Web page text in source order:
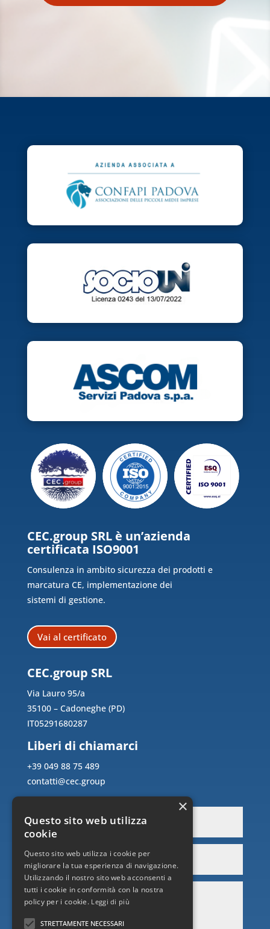
CEC.group SRL è un’azienda
certificata ISO9001
Consulenza in ambito sicurezza dei prodotti e
marcatura CE, implementazione dei
sistemi di gestione.
Vai al certificato
CEC.group SRL
Via Lauro 95/a
35100 – Cadoneghe (PD)
IT05291680287
Liberi di chiamarci
+39 049 88 75 489
contatti@cec.group
×
Questo sito web utilizza
cookie
Questo sito web utilizza i cookie per
migliorare la tua esperienza di navigazione.
Utilizzando il nostro sito web acconsenti a
tutti i cookie in conformità con la nostra
policy per i cookie. Leggi di più
STRETTAMENTE NECESSARI